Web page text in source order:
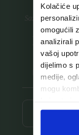
Kolačiće
omogućili
analizirali
vašoj
dijelimo s
medije,
mogu
ste
Saznajte prvi za
Prijavite